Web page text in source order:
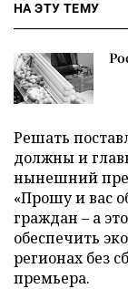
НА ЭТУ ТЕМУ
Решать
должны и
нынешний
«Прошу и вас
граждан – а
обеспечить
регионах без
премьера.